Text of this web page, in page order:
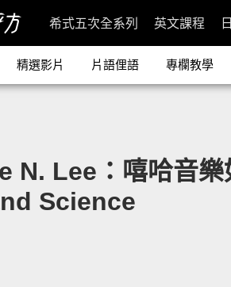
希式五次全系列 英文課程
精選影片 片語俚語 專欄教學
N. Lee：嘻哈音
Science